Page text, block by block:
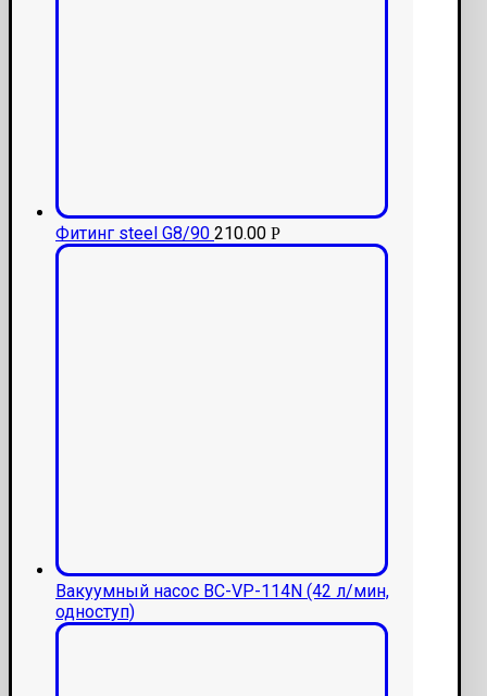
Фитинг steel G8/90 210.00 Р
Вакуумный насос ВС-VP-114N (42 л/мин,
одноступ)